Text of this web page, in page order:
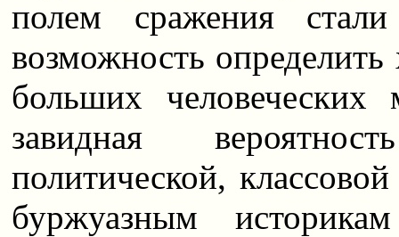
полем сражения
возможность
больших
завидная
политической,
буржуазным